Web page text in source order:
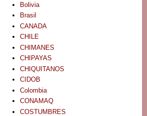
Bolivia
Brasil
CANADA
CHILE
CHIMANES
CHIPAYAS
CHIQUITANOS
CIDOB
Colombia
CONAMAQ
COSTUMBRES